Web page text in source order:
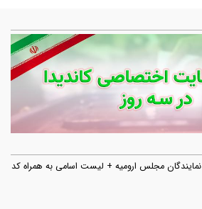
نمایندگان مجلس ارومیه + لیست اسامی به همراه کد